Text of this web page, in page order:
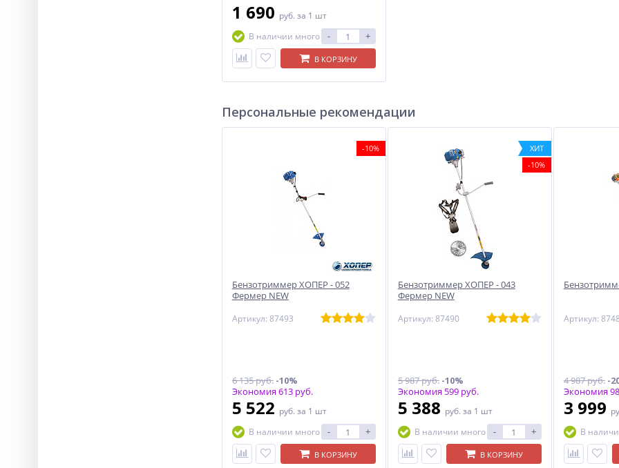
1 690 руб. за 1 шт
В наличии много
- +
В КОРЗИНУ
Персональные рекомендации
-10%
Бензотриммер ХОПЕР - 052
Фермер NEW
Артикул: 87493
6 135 руб.-10%
Экономия 613 руб.
5 522 руб. за 1 шт
В наличии много
- +
В КОРЗИНУ
ХИТ
-10%
Бензотриммер ХОПЕР - 043
Фермер NEW
Артикул: 87490
5 987 руб.-10%
Экономия 599 руб.
5 388 руб. за 1 шт
В наличии много
- +
В КОРЗИНУ
Артикул:
4 987 руб.-
Экономия
3 999
В